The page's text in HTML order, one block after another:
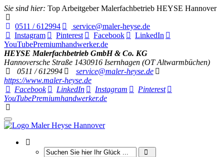
Sie sind hier: Top Arbeitgeber Malerfachbetrieb HEYSE Hannover
0511 / 612994
service@maler-heyse.de
Instagram
Pinterest Facebook
LinkedIn
YouTubePremiumhandwerker.de
HEYSE Malerfachbetrieb GmbH & Co. KG
Hannoversche Straße 1430916 Isernhagen (OT Altwarmbüchen)
0511 / 612994
service@maler-heyse.de
https://www.maler-heyse.de
Facebook
LinkedIn Instagram
Pinterest
YouTubePremiumhandwerker.de